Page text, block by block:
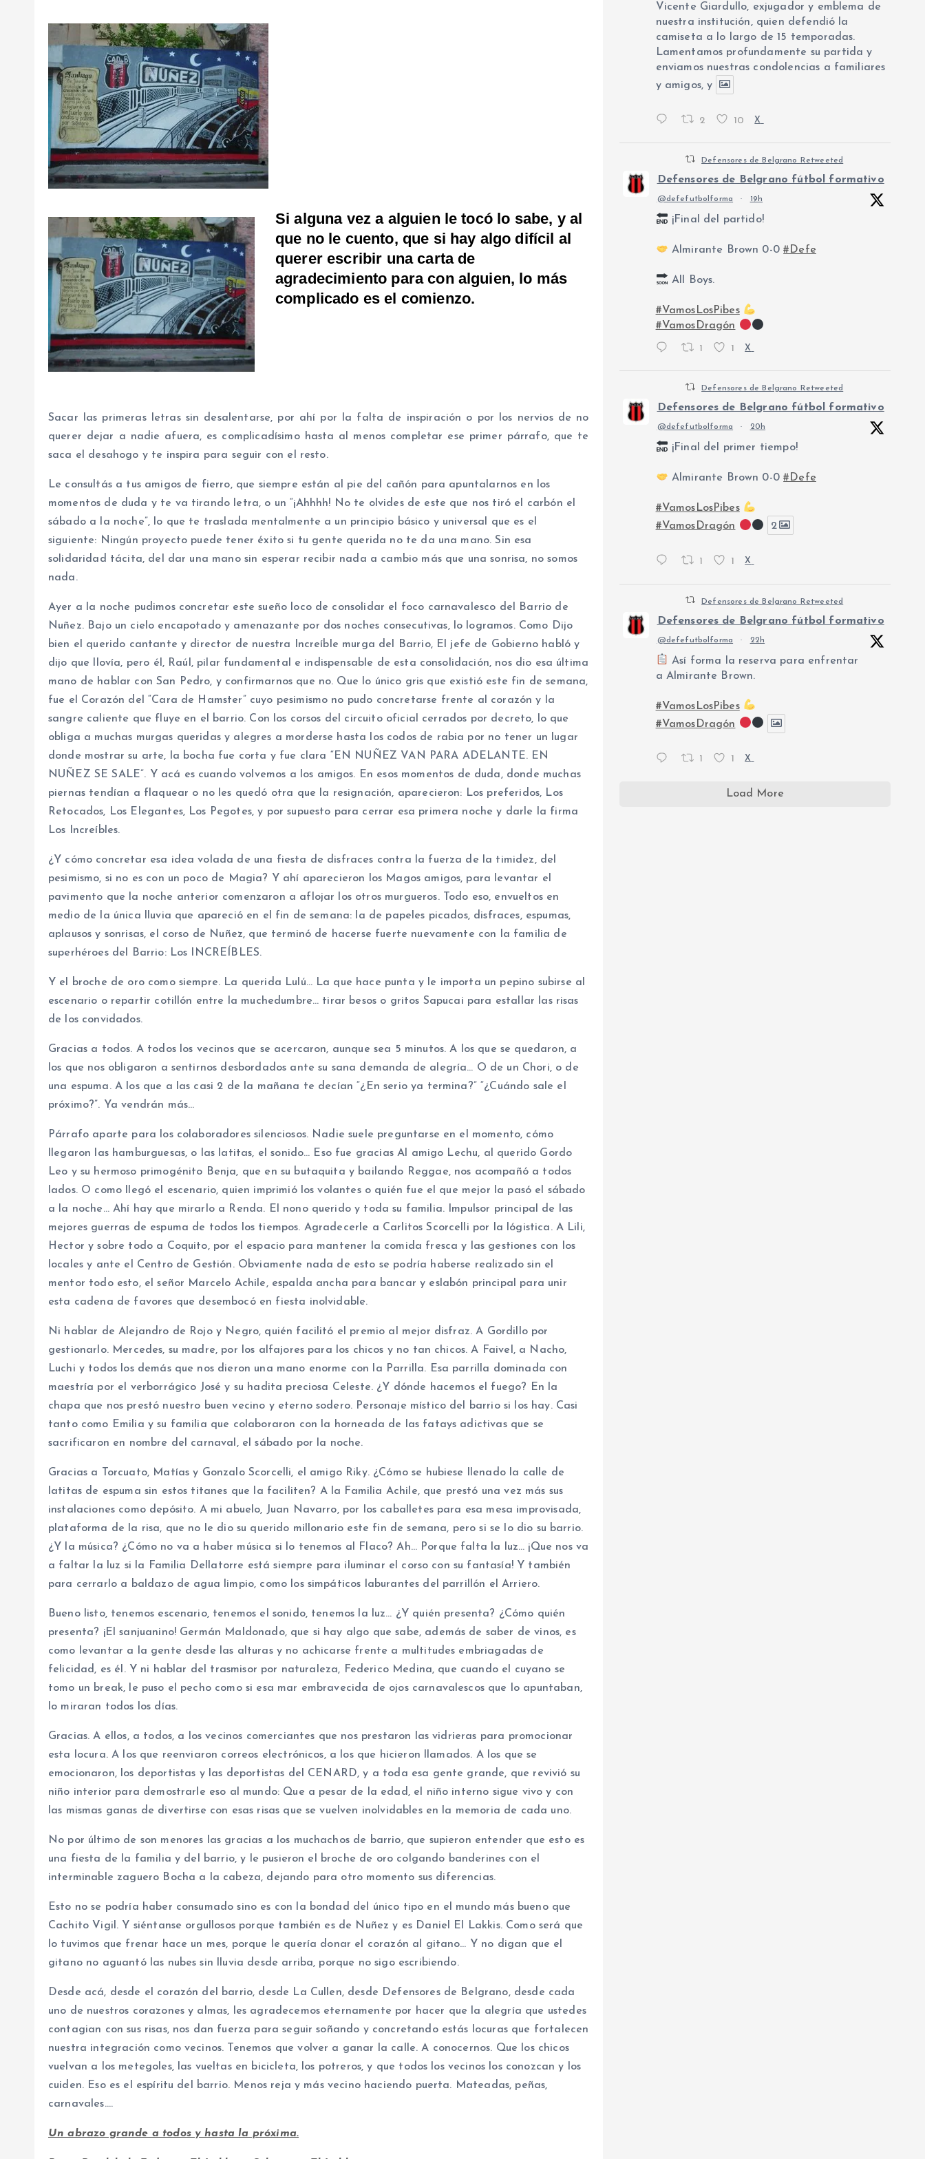
Si alguna vez a alguien le tocó lo sabe, y al
que no le cuento, que si hay algo difícil al
querer escribir una carta de
agradecimiento para con alguien, lo más
complicado es el comienzo.
Sacar las primeras letras sin desalentarse, por ahí por la falta de inspiración o por los nervios de no
querer dejar a nadie afuera, es complicadísimo hasta al menos completar ese primer párrafo, que te
saca el desahogo y te inspira para seguir con el resto.
Le consultás a tus amigos de fierro, que siempre están al pie del cañón para apuntalarnos en los
momentos de duda y te va tirando letra, o un “¡Ahhhh! No te olvides de este que nos tiró el carbón el
sábado a la noche”, lo que te traslada mentalmente a un principio básico y universal que es el
siguiente: Ningún proyecto puede tener éxito si tu gente querida no te da una mano. Sin esa
solidaridad tácita, del dar una mano sin esperar recibir nada a cambio más que una sonrisa, no somos
nada.
Ayer a la noche pudimos concretar este sueño loco de consolidar el foco carnavalesco del Barrio de
Nuñez. Bajo un cielo encapotado y amenazante por dos noches consecutivas, lo logramos. Como Dijo
bien el querido cantante y director de nuestra Increíble murga del Barrio, El jefe de Gobierno habló y
dijo que llovía, pero él, Raúl, pilar fundamental e indispensable de esta consolidación, nos dio esa última
mano de hablar con San Pedro, y confirmarnos que no. Que lo único gris que existió este fin de semana,
fue el Corazón del “Cara de Hamster” cuyo pesimismo no pudo concretarse frente al corazón y la
sangre caliente que fluye en el barrio. Con los corsos del circuito oficial cerrados por decreto, lo que
obliga a muchas murgas queridas y alegres a morderse hasta los codos de rabia por no tener un lugar
donde mostrar su arte, la bocha fue corta y fue clara “EN NUÑEZ VAN PARA ADELANTE. EN
NUÑEZ SE SALE”. Y acá es cuando volvemos a los amigos. En esos momentos de duda, donde muchas
piernas tendían a flaquear o no les quedó otra que la resignación, aparecieron: Los preferidos, Los
Retocados, Los Elegantes, Los Pegotes, y por supuesto para cerrar esa primera noche y darle la firma
Los Increíbles.
¿Y cómo concretar esa idea volada de una fiesta de disfraces contra la fuerza de la timidez, del
pesimismo, si no es con un poco de Magia? Y ahí aparecieron los Magos amigos, para levantar el
pavimento que la noche anterior comenzaron a aflojar los otros murgueros. Todo eso, envueltos en
medio de la única lluvia que apareció en el fin de semana: la de papeles picados, disfraces, espumas,
aplausos y sonrisas, el corso de Nuñez, que terminó de hacerse fuerte nuevamente con la familia de
superhéroes del Barrio: Los INCREÍBLES.
Y el broche de oro como siempre. La querida Lulú… La que hace punta y le importa un pepino subirse al
escenario o repartir cotillón entre la muchedumbre… tirar besos o gritos Sapucai para estallar las risas
de los convidados.
Gracias a todos. A todos los vecinos que se acercaron, aunque sea 5 minutos. A los que se quedaron, a
los que nos obligaron a sentirnos desbordados ante su sana demanda de alegría… O de un Chori, o de
una espuma. A los que a las casi 2 de la mañana te decían “¿En serio ya termina?” “¿Cuándo sale el
próximo?”. Ya vendrán más…
Párrafo aparte para los colaboradores silenciosos. Nadie suele preguntarse en el momento, cómo
llegaron las hamburguesas, o las latitas, el sonido… Eso fue gracias Al amigo Lechu, al querido Gordo
Leo y su hermoso primogénito Benja, que en su butaquita y bailando Reggae, nos acompañó a todos
lados. O como llegó el escenario, quien imprimió los volantes o quién fue el que mejor la pasó el sábado
a la noche… Ahí hay que mirarlo a Renda. El nono querido y toda su familia. Impulsor principal de las
mejores guerras de espuma de todos los tiempos. Agradecerle a Carlitos Scorcelli por la lógistica. A Lili,
Hector y sobre todo a Coquito, por el espacio para mantener la comida fresca y las gestiones con los
locales y ante el Centro de Gestión. Obviamente nada de esto se podría haberse realizado sin el
mentor todo esto, el señor Marcelo Achile, espalda ancha para bancar y eslabón principal para unir
esta cadena de favores que desembocó en fiesta inolvidable.
Ni hablar de Alejandro de Rojo y Negro, quién facilitó el premio al mejor disfraz. A Gordillo por
gestionarlo. Mercedes, su madre, por los alfajores para los chicos y no tan chicos. A Faivel, a Nacho,
Luchi y todos los demás que nos dieron una mano enorme con la Parrilla. Esa parrilla dominada con
maestría por el verborrágico José y su hadita preciosa Celeste. ¿Y dónde hacemos el fuego? En la
chapa que nos prestó nuestro buen vecino y eterno sodero. Personaje místico del barrio si los hay. Casi
tanto como Emilia y su familia que colaboraron con la horneada de las fatays adictivas que se
sacrificaron en nombre del carnaval, el sábado por la noche.
Gracias a Torcuato, Matías y Gonzalo Scorcelli, el amigo Riky. ¿Cómo se hubiese llenado la calle de
latitas de espuma sin estos titanes que la faciliten? A la Familia Achile, que prestó una vez más sus
instalaciones como depósito. A mi abuelo, Juan Navarro, por los caballetes para esa mesa improvisada,
plataforma de la risa, que no le dio su querido millonario este fin de semana, pero si se lo dio su barrio.
¿Y la música? ¿Cómo no va a haber música si lo tenemos al Flaco? Ah… Porque falta la luz… ¡Que nos va
a faltar la luz si la Familia Dellatorre está siempre para iluminar el corso con su fantasía! Y también
para cerrarlo a baldazo de agua limpio, como los simpáticos laburantes del parrillón el Arriero.
Bueno listo, tenemos escenario, tenemos el sonido, tenemos la luz… ¿Y quién presenta? ¿Cómo quién
presenta? ¡El sanjuanino! Germán Maldonado, que si hay algo que sabe, además de saber de vinos, es
como levantar a la gente desde las alturas y no achicarse frente a multitudes embriagadas de
felicidad, es él. Y ni hablar del trasmisor por naturaleza, Federico Medina, que cuando el cuyano se
tomo un break, le puso el pecho como si esa mar embravecida de ojos carnavalescos que lo apuntaban,
lo miraran todos los días.
Gracias. A ellos, a todos, a los vecinos comerciantes que nos prestaron las vidrieras para promocionar
esta locura. A los que reenviaron correos electrónicos, a los que hicieron llamados. A los que se
emocionaron, los deportistas y las deportistas del CENARD, y a toda esa gente grande, que revivió su
niño interior para demostrarle eso al mundo: Que a pesar de la edad, el niño interno sigue vivo y con
las mismas ganas de divertirse con esas risas que se vuelven inolvidables en la memoria de cada uno.
No por último de son menores las gracias a los muchachos de barrio, que supieron entender que esto es
una fiesta de la familia y del barrio, y le pusieron el broche de oro colgando banderines con el
interminable zaguero Bocha a la cabeza, dejando para otro momento sus diferencias.
Esto no se podría haber consumado sino es con la bondad del único tipo en el mundo más bueno que
Cachito Vigil. Y siéntanse orgullosos porque también es de Nuñez y es Daniel El Lakkis. Como será que
lo tuvimos que frenar hace un mes, porque le quería donar el corazón al gitano… Y no digan que el
gitano no aguantó las nubes sin lluvia desde arriba, porque no sigo escribiendo.
Desde acá, desde el corazón del barrio, desde La Cullen, desde Defensores de Belgrano, desde cada
uno de nuestros corazones y almas, les agradecemos eternamente por hacer que la alegría que ustedes
contagian con sus risas, nos dan fuerza para seguir soñando y concretando estás locuras que fortalecen
nuestra integración como vecinos. Tenemos que volver a ganar la calle. A conocernos. Que los chicos
vuelvan a los metegoles, las vueltas en bicicleta, los potreros, y que todos los vecinos los conozcan y los
cuiden. Eso es el espíritu del barrio. Menos reja y más vecino haciendo puerta. Mateadas, peñas,
carnavales….
Un abrazo grande a todos y hasta la próxima.
Vicente Giardullo, exjugador y emblema de
nuestra institución, quien defendió la
camiseta a lo largo de 15 temporadas.
Lamentamos profundamente su partida y
enviamos nuestras condolencias a familiares
y amigos, y
2 10 X
Defensores de Belgrano Retweeted
Defensores de Belgrano fútbol formativo
@defefutbolforma · 19h
¡Final del partido!
Almirante Brown 0-0#Defe
All Boys.
#VamosLosPibes
#VamosDragón
1 1 X
Defensores de Belgrano Retweeted
Defensores de Belgrano fútbol formativo
@defefutbolforma · 20h
¡Final del primer tiempo!
Almirante Brown 0-0#Defe
#VamosLosPibes
#VamosDragón
2
1 1 X
Defensores de Belgrano Retweeted
Defensores de Belgrano fútbol formativo
@defefutbolforma · 22h
Así forma la reserva para enfrentar
a Almirante Brown.
#VamosLosPibes
#VamosDragón
1 1 X
Load More